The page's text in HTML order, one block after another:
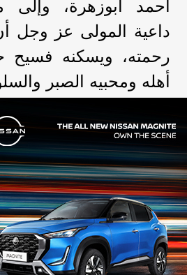
أحمد أبوزهرة، وإلى
داعية المولى عز وجل
رحمته، ويسكنه فسيح
أهله ومحبيه الصبر